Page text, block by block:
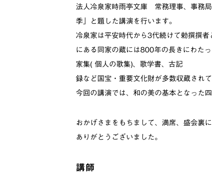
法人冷泉家時雨亭文庫 常務理事、事務
季」と題した講演を行います。
冷泉家は平安時代から3代続けて勅撰撰
にある同家の蔵には800年の長きにわた
家集( 個人の歌集)、歌学書、古記
録など国宝・重要文化財が多数収蔵されて
今回の講演では、和の美の基本となった
おかげさまをもちまして、満席、盛会裏
ありがとうございました。
講師